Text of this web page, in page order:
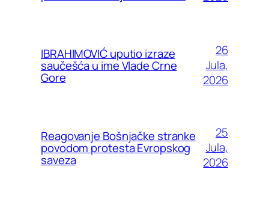
IBRAHIMOVIĆ uputio izraze
saučešća u ime Vlade Crne
Gore
26
Jula,
2026
Reagovanje Bošnjačke stranke
povodom protesta Evropskog
saveza
25
Jula,
2026